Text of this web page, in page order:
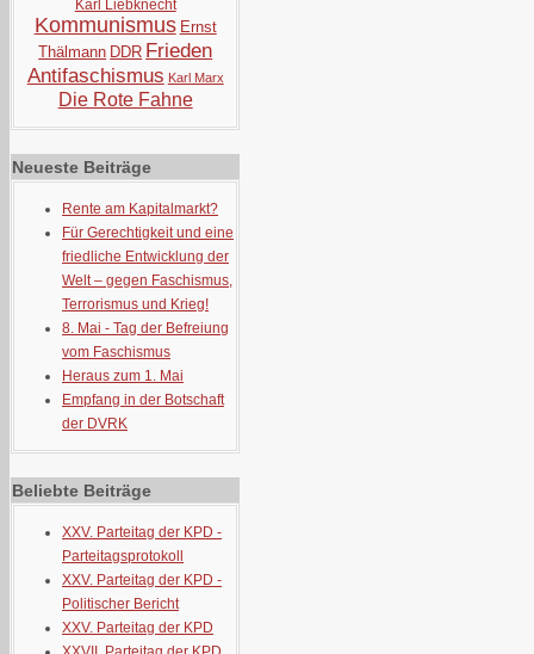
Karl Liebknecht
Kommunismus Ernst
Thälmann DDR Frieden
Antifaschismus Karl Marx
Die Rote Fahne
Neueste Beiträge
Rente am Kapitalmarkt?
Für Gerechtigkeit und eine
friedliche Entwicklung der
Welt – gegen Faschismus,
Terrorismus und Krieg!
8. Mai - Tag der Befreiung
vom Faschismus
Heraus zum 1. Mai
Empfang in der Botschaft
der DVRK
Beliebte Beiträge
XXV. Parteitag der KPD -
Parteitagsprotokoll
XXV. Parteitag der KPD -
Politischer Bericht
XXV. Parteitag der KPD